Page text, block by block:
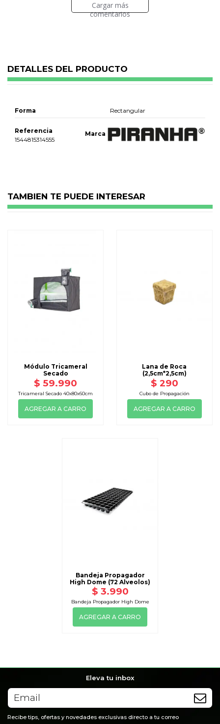
Cargar más
comentarios
DETALLES DEL PRODUCTO
Forma Rectangular
Marca
Referencia
1544815314555
TAMBIEN TE PUEDE INTERESAR
Módulo Tricameral
Secado
$ 59.990
Tricameral Secado 40x80x60cm
AGREGAR A CARRO
Lana de Roca
(2,5cm*2,5cm)
$ 290
Cubo de Propagación
AGREGAR A CARRO
Bandeja Propagador
High Dome (72 Alveolos)
$ 3.990
Bandeja Propagador High Dome
AGREGAR A CARRO
Eleva tu inbox
Recibe tips, ofertas y novedades exclusivas directo a tu correo